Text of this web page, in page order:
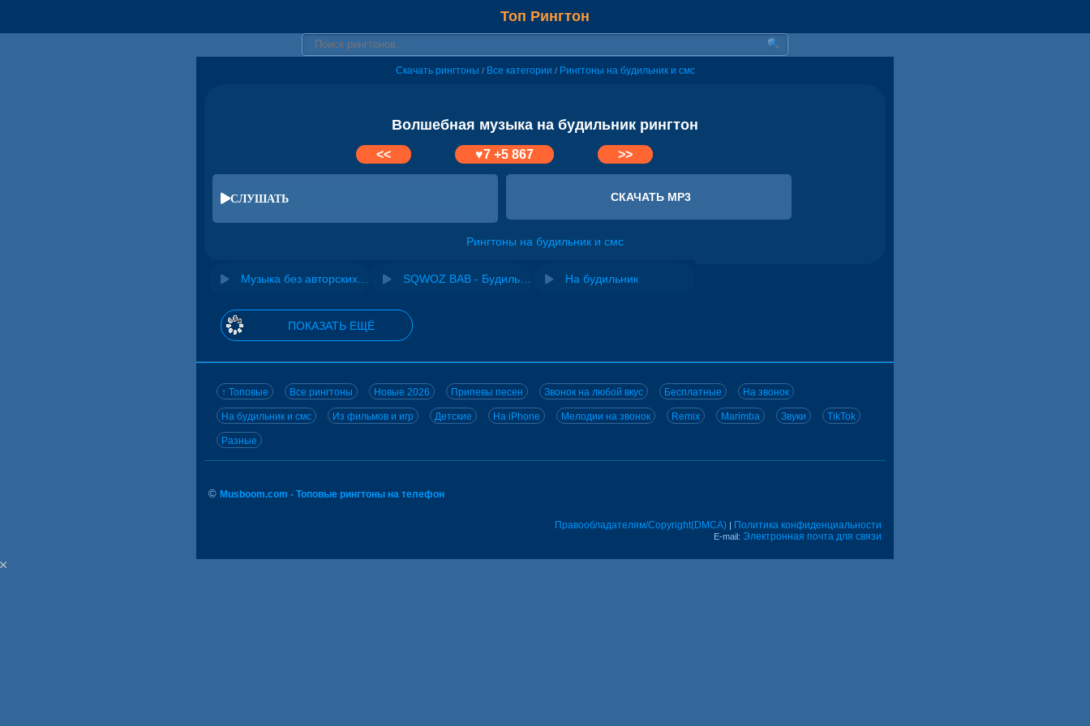
Топ Рингтон
Скачать рингтоны / Все категории / Рингтоны на будильник и смс
Волшебная музыка на будильник рингтон
<< ♥7 +5 867 >>
СЛУШАТЬ СКАЧАТЬ MP3
Рингтоны на будильник и смс
На будильник
ПОКАЗАТЬ ЕЩЁ
↑ Топовые Все рингтоны Новые 2026 Припевы песен Звонок на любой вкус Бесплатные На звонок
На будильник и смс Из фильмов и игр Детские На iPhone Мелодии на звонок Remix Marimba Звуки TikTok
Разные
© Musboom.com - Топовые рингтоны на телефон
Правообладателям/Copyright(DMCA) | Политика конфиденциальности
E-mail: Электронная почта для связи